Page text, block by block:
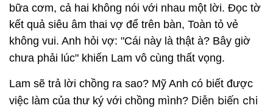
bữa cơm, cả hai không nói với nhau một lời. Đọc tờ
kết quả siêu âm thai vợ để trên bàn, Toàn tỏ vẻ
không vui. Anh hỏi vợ: "Cái này là thật à? Bây giờ
chưa phải lúc" khiến Lam vô cùng thất vọng.
Lam sẽ trả lời chồng ra sao? Mỹ Anh có biết được
việc làm của thư ký với chồng mình? Diễn biến chi